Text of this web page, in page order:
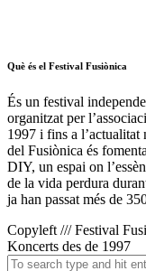
Què és el Festival Fusiònica
És un festival
organitzat per
1997 i fins a l’actualitat
del Fusiònica és
DIY, un espai on
de la vida perdura
ja han passat més de
Copyleft /// Festival
Koncerts des de 1997